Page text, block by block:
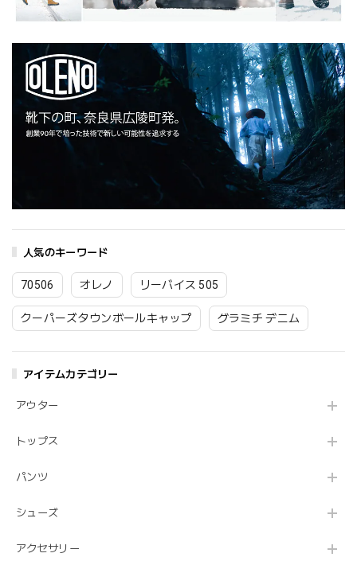
人気のキーワード
70506 オレノ リーバイス 505
クーパーズタウンボールキャップ グラミチ デニム
アイテムカテゴリー
アウター
トップス
パンツ
シューズ
アクセサリー